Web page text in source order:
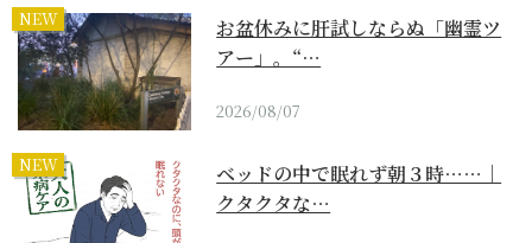
NEW
お盆休みに肝試しならぬ「幽霊ツ
アー」。“…
2026/08/07
NEW
ベッドの中で眠れず朝３時……｜
クタクタな…